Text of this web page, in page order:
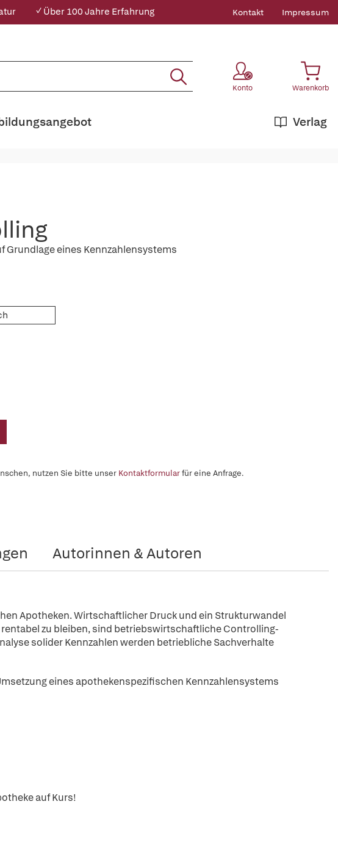
✓ Über 100 Jahre Erfahrung Kontakt Impressum
Konto Warenkorb
Verlag
eines Kennzahlensystems
nutzen Sie bitte unser Kontaktformularfür eine Anfrage.
Autorinnen & Autoren
Apotheken. Wirtschaftlicher Druck und ein Strukturwandel
zu bleiben, sind betriebswirtschaftliche Controlling-
solider Kennzahlen werden betriebliche Sachverhalte
eines apothekenspezifischen Kennzahlensystems
auf Kurs!